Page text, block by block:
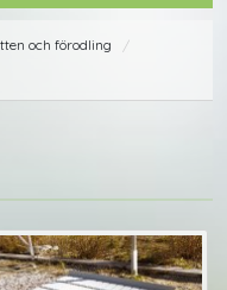
och förodling
/